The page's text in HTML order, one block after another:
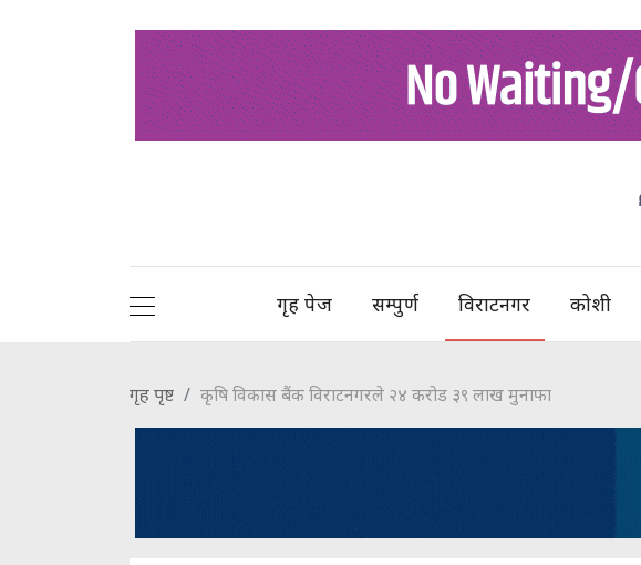
गृह पेज सम्पुर्ण विराटनगर कोशी
गृह पृष्ट कृषि विकास बैंक विराटनगरले २४ करोड ३९ लाख मुनाफा